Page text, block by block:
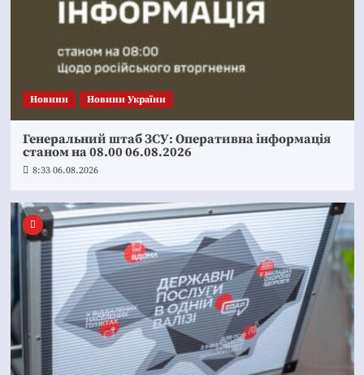
Новини Новини України
Генеральний штаб ЗСУ: Оперативна інформація
станом на 08.00 06.08.2026
8:33 06.08.2026